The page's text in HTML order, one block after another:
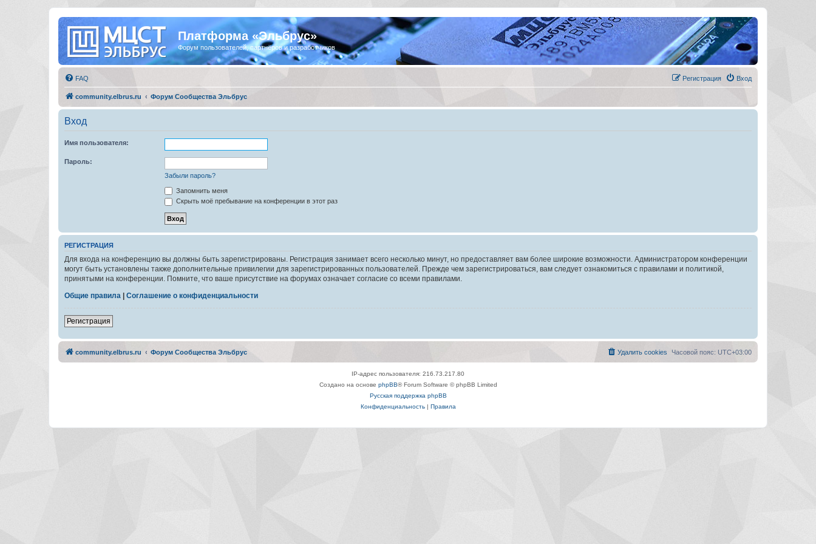
Платформа «Эльбрус»
Форум пользователей, партнёров и разработчиков
FAQ Вход
Регистрация
community.elbrus.ru Форум Сообщества Эльбрус
Вход
Имя пользователя:
Пароль:
Забыли пароль?
Запомнить меня
Скрыть моё пребывание на конференции в этот раз
РЕГИСТРАЦИЯ
Для входа на конференцию вы должны быть зарегистрированы. Регистрация занимает всего несколько минут, но предоставляет вам более широкие возможности. Администратором конференции
могут быть установлены также дополнительные привилегии для зарегистрированных пользователей. Прежде чем зарегистрироваться, вам следует ознакомиться с правилами и политикой,
принятыми на конференции. Помните, что ваше присутствие на форумах означает согласие со всеми правилами.
Общие правила
Соглашение о конфиденциальности
Регистрация
community.elbrus.ru Форум Сообщества Эльбрус Часовой пояс: UTC+03:00
Удалить cookies
IP-адрес пользователя: 216.73.217.80
Создано на основе phpBB® Forum Software © phpBB Limited
Русская поддержка phpBB
Конфиденциальность| Правила